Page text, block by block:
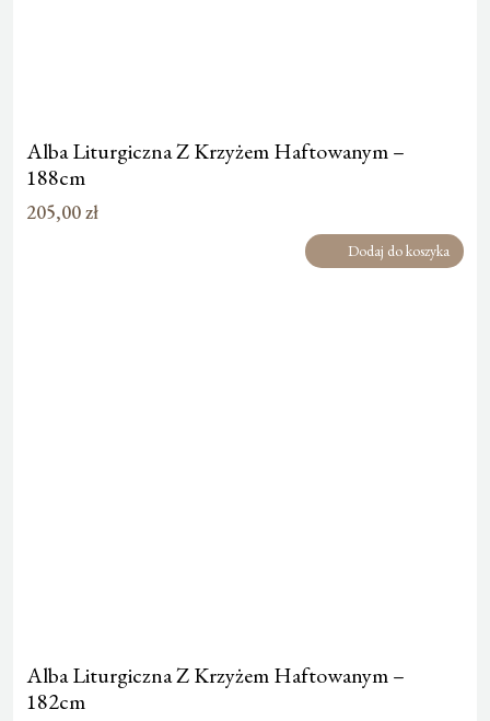
Alba Liturgiczna Z Krzyżem Haftowanym –
188cm
205,00zł
Dodaj do koszyka
Alba Liturgiczna Z Krzyżem Haftowanym –
182cm